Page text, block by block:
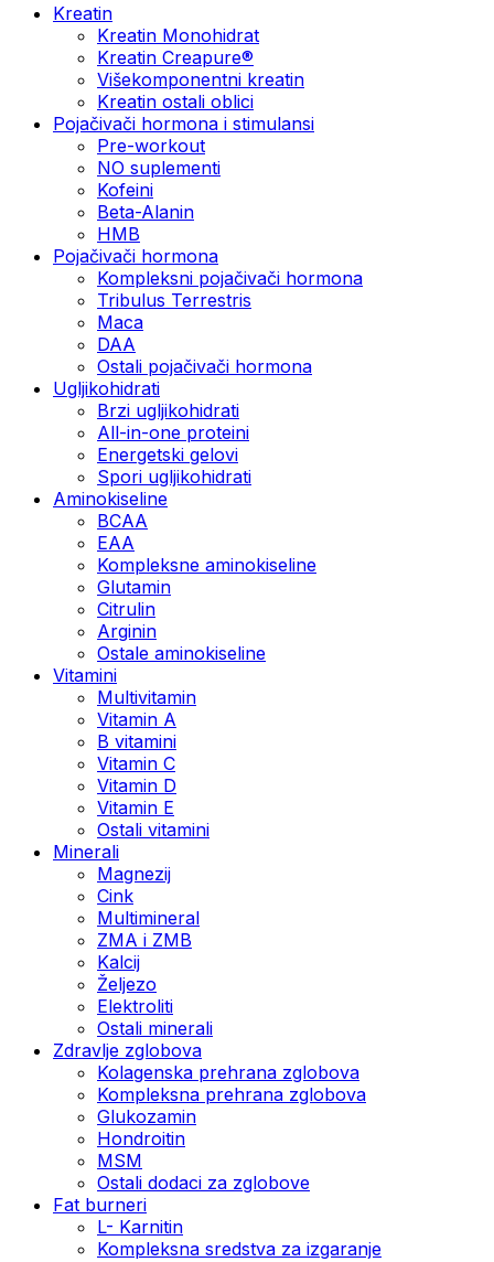
Kreatin
Kreatin Monohidrat
Kreatin Creapure®
Višekomponentni kreatin
Kreatin ostali oblici
Pojačivači hormona i stimulansi
Pre-workout
NO suplementi
Kofeini
Beta-Alanin
HMB
Pojačivači hormona
Kompleksni pojačivači hormona
Tribulus Terrestris
Maca
DAA
Ostali pojačivači hormona
Ugljikohidrati
Brzi ugljikohidrati
All-in-one proteini
Energetski gelovi
Spori ugljikohidrati
Aminokiseline
BCAA
EAA
Kompleksne aminokiseline
Glutamin
Citrulin
Arginin
Ostale aminokiseline
Vitamini
Multivitamin
Vitamin A
B vitamini
Vitamin C
Vitamin D
Vitamin E
Ostali vitamini
Minerali
Magnezij
Cink
Multimineral
ZMA i ZMB
Kalcij
Željezo
Elektroliti
Ostali minerali
Zdravlje zglobova
Kolagenska prehrana zglobova
Kompleksna prehrana zglobova
Glukozamin
Hondroitin
MSM
Ostali dodaci za zglobove
Fat burneri
L- Karnitin
Kompleksna sredstva za izgaranje